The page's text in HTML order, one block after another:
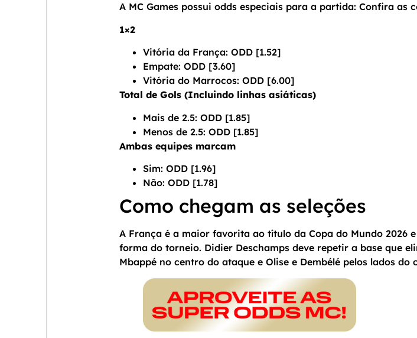
A MC Games possui odds especiais para a partida: Confira as
1×2
Vitória da França: ODD [1.52]
Empate: ODD [3.60]
Vitória do Marrocos: ODD [6.00]
Total de Gols (Incluindo linhas asiáticas)
Mais de 2.5: ODD [1.85]
Menos de 2.5: ODD [1.85]
Ambas equipes marcam
Sim: ODD [1.96]
Não: ODD [1.78]
Como chegam as seleções
A França é a maior favorita ao título da Copa do Mundo 2026
forma do torneio. Didier Deschamps deve repetir a base que
Mbappé no centro do ataque e Olise e Dembélé pelos lados do